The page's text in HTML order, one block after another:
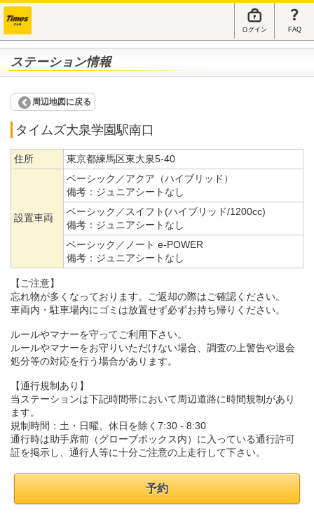
ログイン FAQ
ステーション情報
周辺地図に戻る
タイムズ大泉学園駅南口
住所 東京都練馬区東大泉5-40
設置車両
ベーシック／アクア（ハイブリッド）
備考： ジュニアシートなし
ベーシック／スイフト(ハイブリッド/1200cc)
備考： ジュニアシートなし
ベーシック／ノート e-POWER
備考： ジュニアシートなし
【ご注意】
忘れ物が多くなっております。ご返却の際はご確認ください。
車両内・駐車場内にゴミは放置せず必ずお持ち帰りください。
ルールやマナーを守ってご利用下さい。
ルールやマナーをお守りいただけない場合、調査の上警告や退会
処分等の対応を行う場合があります。
【通行規制あり】
当ステーションは下記時間帯において周辺道路に時間規制があり
ます。
規制時間：土・日曜、休日を除く7:30 - 8:30
通行時は助手席前（グローブボックス内）に入っている通行許可
証を掲示し、通行人等に十分ご注意の上走行して下さい。
予約